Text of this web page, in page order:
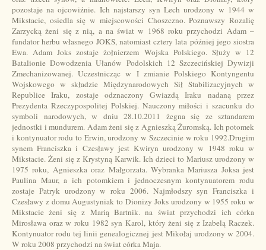
pozostaje na ojcowiźnie. Ich najstarszy syn Lech urodzony w 1944 w
Mikstacie, osiedla się w miejscowości Choszczno. Poznawszy Rozalię
Zarzycką żeni się z nią, a na świat w 1968 roku przychodzi Adam –
fundator herbu własnego JOKS, natomiast cztery lata później jego siostra
Ewa. Adam Joks zostaje żołnierzem Wojska Polskiego. Służy w 12
Batalionie Dowodzenia Ułanów Podolskich 12 Szczecińskiej Dywizji
Zmechanizowanej. Uczestnicząc w I zmianie Polskiego Kontyngentu
Wojskowego w składzie Międzynarodowych Sił Stabilizacyjnych w
Republice Iraku, zostaje odznaczony Gwiazdą Iraku nadaną przez
Prezydenta Rzeczypospolitej Polskiej. Nauczony miłości i szacunku do
symboli narodowych, w dniu 28.10.2011 żegna się ze sztandarem
jednostki i mundurem. Adam żeni się z Agnieszką Żuromską. Ich potomek
i kontynuator rodu to Erwin, urodzony w Szczecinie w roku 1992.Drugim
synem Franciszka i Czesławy jest Kwiryn urodzony w 1948 roku w
Mikstacie. Żeni się z Krystyną Karwik. Ich dzieci to Mariusz urodzony w
1975 roku, Agnieszka oraz Małgorzata. Wybranka Mariusza Joksa jest
Paulina Maur, a ich potomkiem i jednoczesnym kontynuatorem rodu
zostaje Patryk urodzony w roku 2006. Najmłodszy syn Franciszka i
Czesławy z domu Augustyniak to Dionizy Joks urodzony w 1955 roku w
Mikstacie żeni się z Marią Bartnik. na świat przychodzi ich córka
Mirosława oraz w roku 1982 syn Karol, który żeni się z Izabelą Raczek.
Kontynuator rodu tej linii genealogicznej jest Mikołaj urodzony w 2004.
W roku 2008 przychodzi na świat córka Maja.